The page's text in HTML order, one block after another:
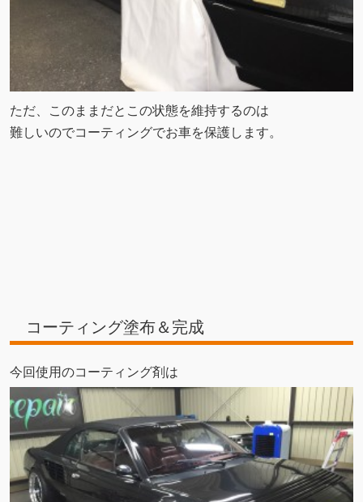
ただ、このままだとこの状態を維持するのは
難しいのでコーティングでお車を保護します。
コーティング塗布＆完成
今回使用のコーティング剤は